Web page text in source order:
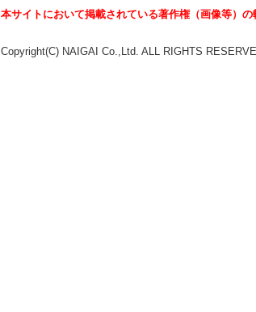
本サイトにおいて掲載されている著作権（画像等）の
Copyright(C) NAIGAI Co.,Ltd. ALL RIGHTS